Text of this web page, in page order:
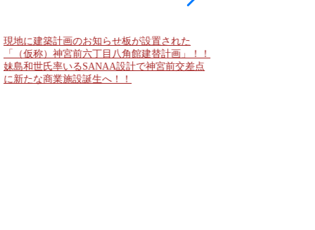
現地に建築計画のお知らせ板が設置された
「（仮称）神宮前六丁目八角館建替計画」！！
妹島和世氏率いるSANAA設計で神宮前交差点
に新たな商業施設誕生へ！！